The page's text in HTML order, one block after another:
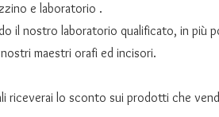
e laboratorio .
il nostro laboratorio qualificato, in più
maestri orafi ed incisori.
riceverai lo sconto sui prodotti che